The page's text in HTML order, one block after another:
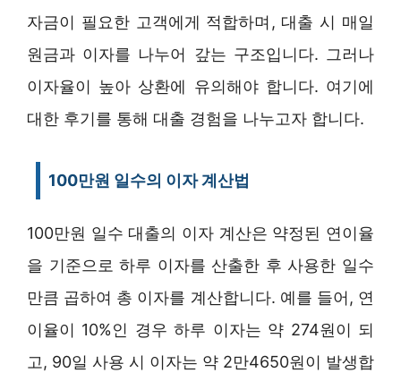
자금이 필요한 고객에게 적합하며, 대출 시 매일
원금과 이자를 나누어 갚는 구조입니다. 그러나
이자율이 높아 상환에 유의해야 합니다. 여기에
대한 후기를 통해 대출 경험을 나누고자 합니다.
100만원 일수의 이자 계산법
100만원 일수 대출의 이자 계산은 약정된 연이율
을 기준으로 하루 이자를 산출한 후 사용한 일수
만큼 곱하여 총 이자를 계산합니다. 예를 들어, 연
이율이 10%인 경우 하루 이자는 약 274원이 되
고, 90일 사용 시 이자는 약 2만4650원이 발생합